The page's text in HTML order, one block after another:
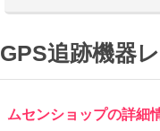
GPS追跡機器
ムセンショップの詳細